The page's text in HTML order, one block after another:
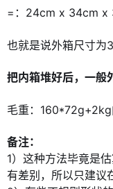
=：24cm x 34cm x
也就是说外箱尺寸
把内箱堆好后，一般
毛重：
备注：
1）这种方法毕竟是
有差别，所以只建议